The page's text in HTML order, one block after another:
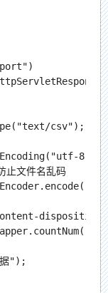
csv");
8");
止文件名乱码
用
");